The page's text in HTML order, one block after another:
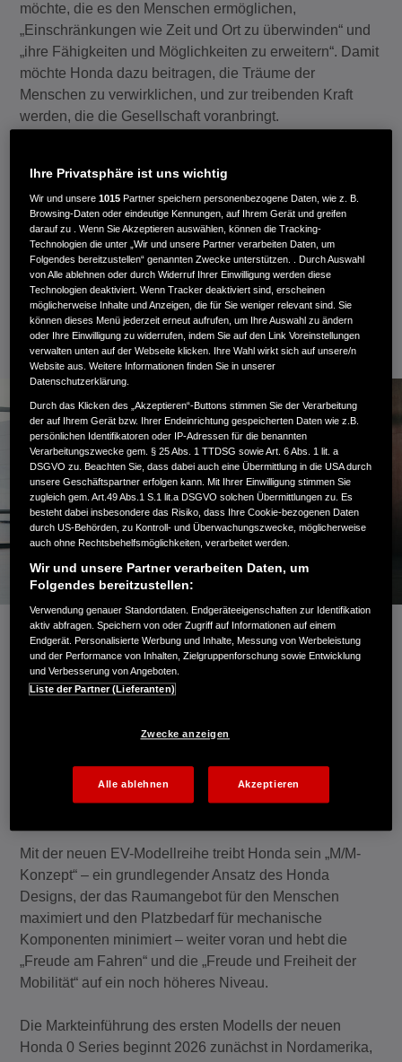
möchte, die es den Menschen ermöglichen,
„Einschränkungen wie Zeit und Ort zu überwinden“ und
„ihre Fähigkeiten und Möglichkeiten zu erweitern“. Damit
möchte Honda dazu beitragen, die Träume der
Menschen zu verwirklichen, und zur treibenden Kraft
werden, die die Gesellschaft voranbringt.
und Aktivitäten, an denen das Unternehmen beteiligt ist,
CO2-Neutralität erreichen. Dabei setzt das Unternehmen
auf die Elektrifizierung der Automobile und will „den
Anteil von Elektro- und Brennstoffzellenfahrzeugen an
den globalen Gesamtverkäufen bis 2040 auf 100 Prozent
steigern“.
Als neue EV-Baureihe steht die Honda 0 Series für die
Transformation von Honda im Einklang mit dem globalen
Markenmotto und der Elektrifizierungsstrategie. Der
Unternehmens als Automobilhersteller zurückzukehren
und von Grund auf völlig neue Elektroautos zu
Mit der neuen EV-Modellreihe treibt Honda sein „M/M-
Konzept“ – ein grundlegender Ansatz des Honda
Designs, der das Raumangebot für den Menschen
maximiert und den Platzbedarf für mechanische
Komponenten minimiert – weiter voran und hebt die
„Freude am Fahren“ und die „Freude und Freiheit der
Mobilität“ auf ein noch höheres Niveau.
Die Markteinführung des ersten Modells der neuen
Honda 0 Series beginnt 2026 zunächst in Nordamerika,
Ihre Privatsphäre ist uns wichtig
Wir und unsere1015 Partner speichern personenbezogene Daten, wie z. B.
Browsing-Daten oder eindeutige Kennungen, auf Ihrem Gerät und greifen
darauf zu . Wenn Sie Akzeptieren auswählen, können die Tracking-
Technologien die unter „Wir und unsere Partner verarbeiten Daten, um
Folgendes bereitzustellen“ genannten Zwecke unterstützen. . Durch Auswahl
von Alle ablehnen oder durch Widerruf Ihrer Einwilligung werden diese
Technologien deaktiviert. Wenn Tracker deaktiviert sind, erscheinen
möglicherweise Inhalte und Anzeigen, die für Sie weniger relevant sind. Sie
können dieses Menü jederzeit erneut aufrufen, um Ihre Auswahl zu ändern
oder Ihre Einwilligung zu widerrufen, indem Sie auf den Link Voreinstellungen
verwalten unten auf der Webseite klicken. Ihre Wahl wirkt sich auf unsere/n
Website aus. Weitere Informationen finden Sie in unserer
Datenschutzerklärung.
Durch das Klicken des „Akzeptieren“-Buttons stimmen Sie der Verarbeitung
der auf Ihrem Gerät bzw. Ihrer Endeinrichtung gespeicherten Daten wie z.B.
persönlichen Identifikatoren oder IP-Adressen für die benannten
Verarbeitungszwecke gem. § 25 Abs. 1 TTDSG sowie Art. 6 Abs. 1 lit. a
DSGVO zu. Beachten Sie, dass dabei auch eine Übermittlung in die USA durch
unsere Geschäftspartner erfolgen kann. Mit Ihrer Einwilligung stimmen Sie
zugleich gem. Art.49 Abs.1 S.1 lit.a DSGVO solchen Übermittlungen zu. Es
besteht dabei insbesondere das Risiko, dass Ihre Cookie-bezogenen Daten
durch US-Behörden, zu Kontroll- und Überwachungszwecke, möglicherweise
auch ohne Rechtsbehelfsmöglichkeiten, verarbeitet werden.
Wir und unsere Partner verarbeiten Daten, um
Folgendes bereitzustellen:
Verwendung genauer Standortdaten. Endgeräteeigenschaften zur Identifikation
aktiv abfragen. Speichern von oder Zugriff auf Informationen auf einem
Endgerät. Personalisierte Werbung und Inhalte, Messung von Werbeleistung
und der Performance von Inhalten, Zielgruppenforschung sowie Entwicklung
und Verbesserung von Angeboten.
Liste der Partner (Lieferanten)
Zwecke anzeigen
Alle ablehnen Akzeptieren